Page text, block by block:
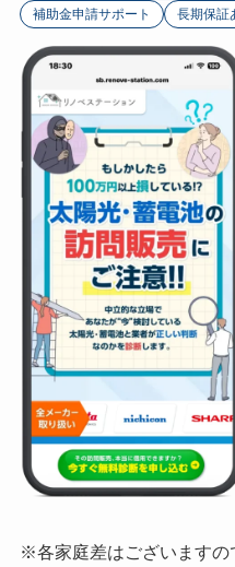
補助金申請サポート
長期保証
※各家庭差はございますの